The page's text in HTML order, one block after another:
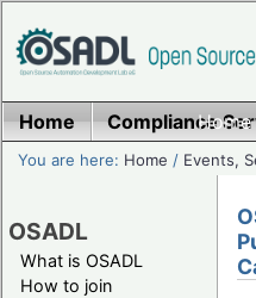
Home
Home Compliance
You are here: Home / Events,
OSADL
What is OSADL
How to join